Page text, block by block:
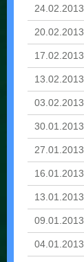
24.02.2013
20.02.2013
17.02.2013
13.02.2013
03.02.2013
30.01.2013
27.01.2013
16.01.2013
13.01.2013
09.01.2013
04.01.2013